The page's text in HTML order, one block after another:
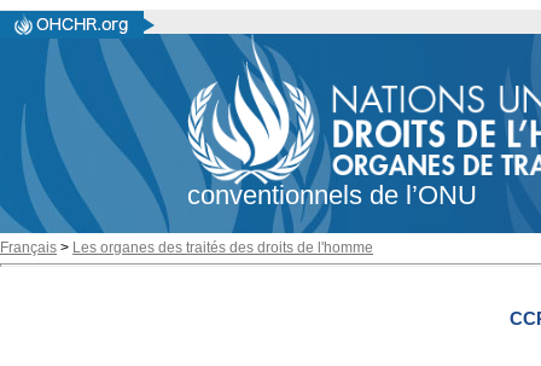
conventionnels de l’ONU
Français > Les organes des traités des droits de l'homme